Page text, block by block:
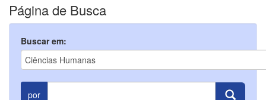
Página de Busca
Buscar em:
por